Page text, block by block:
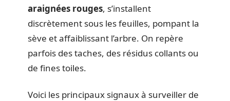
araignées rouges, s’installent
discrètement sous les feuilles, pompant la
sève et affaiblissant l’arbre. On repère
parfois des taches, des résidus collants ou
de fines toiles.
Voici les principaux signaux à surveiller de